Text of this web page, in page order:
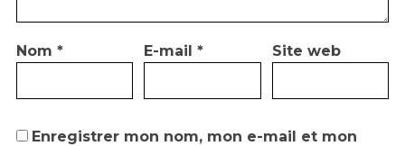
Nom * E-mail* Site web
Enregistrer mon nom, mon e-mail et mon